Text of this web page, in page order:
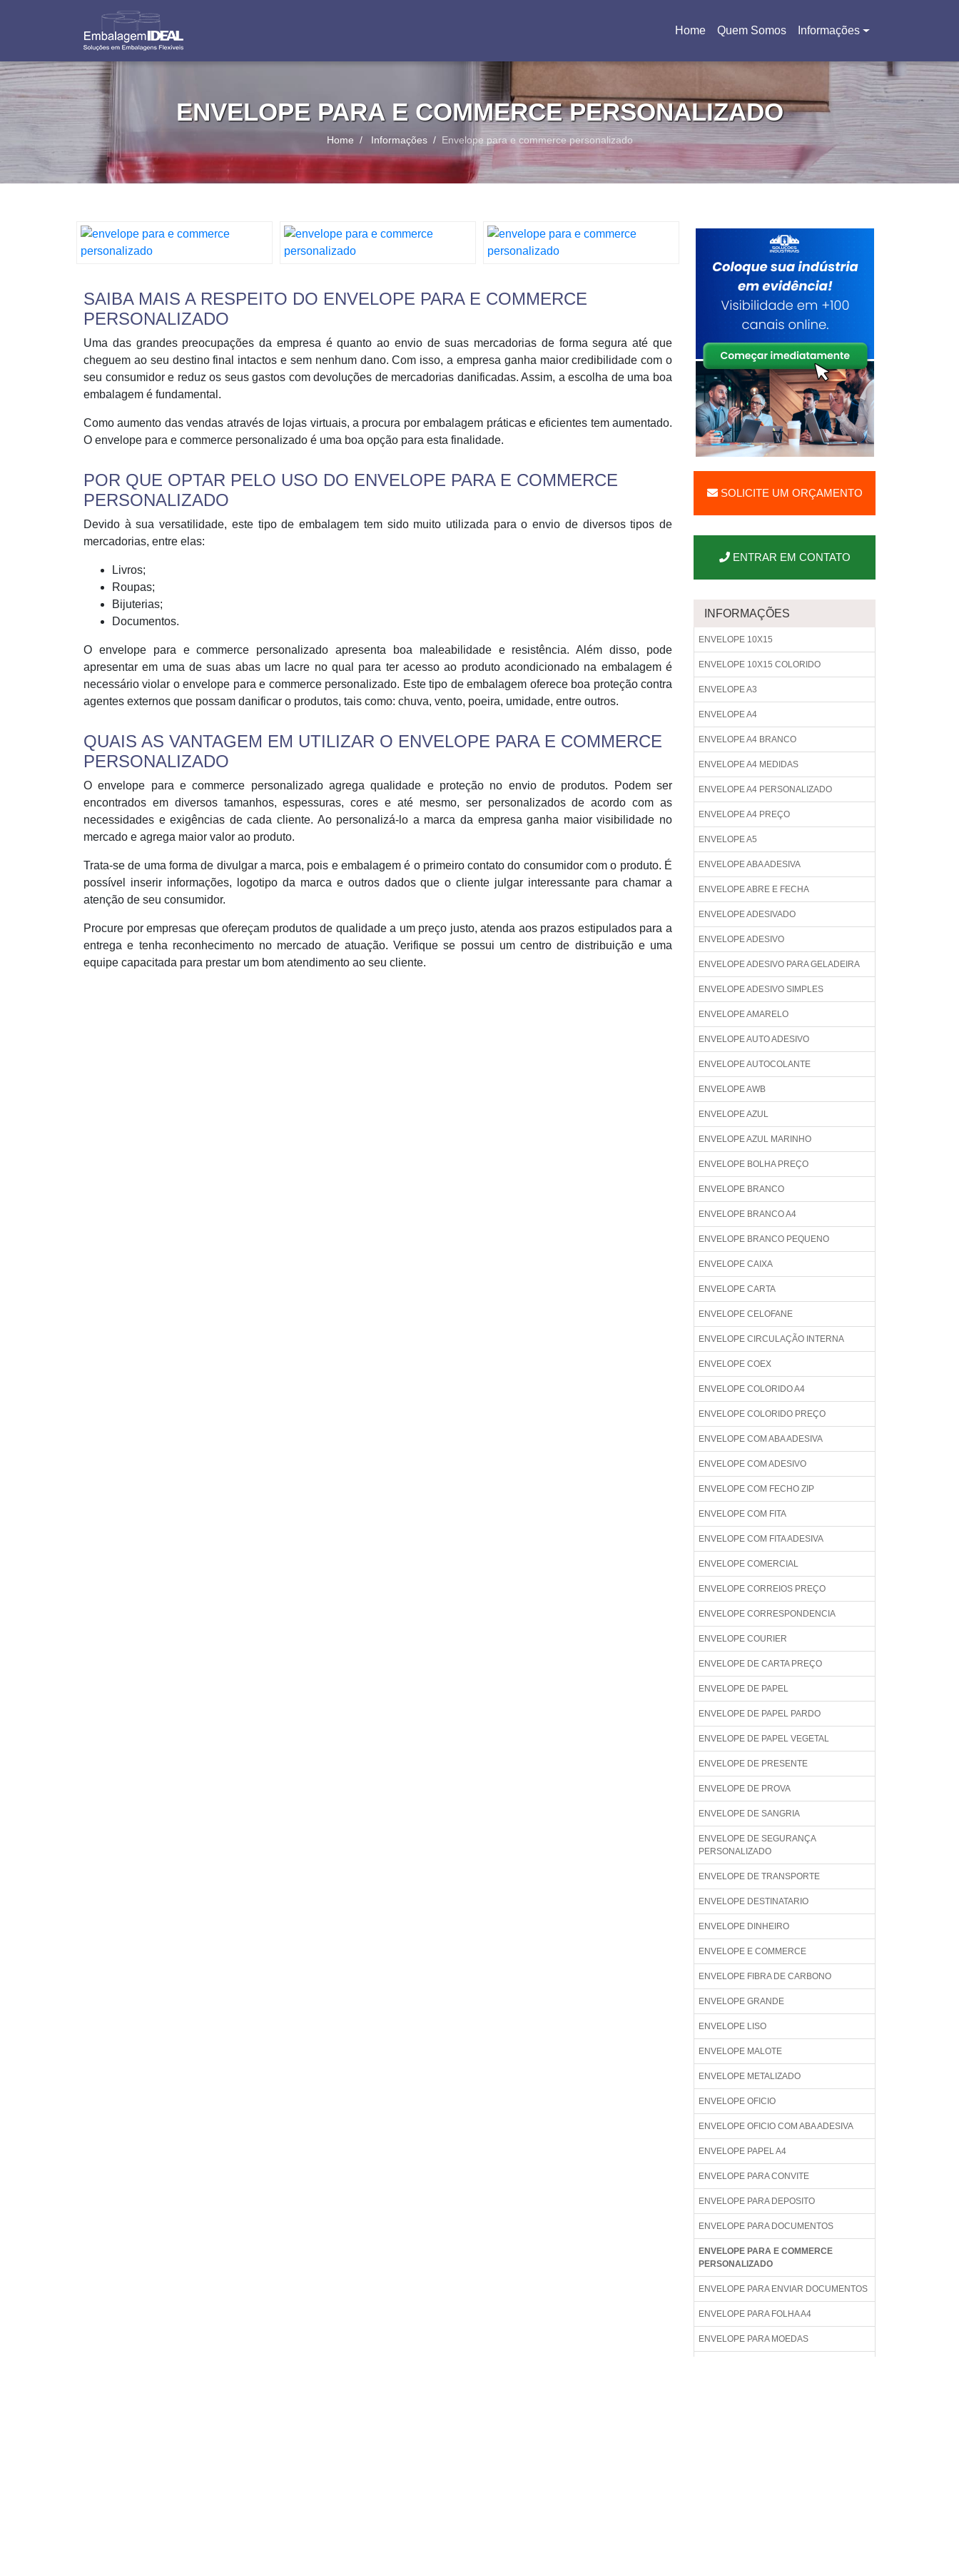
Home
(current)
Quem Somos Informações
ENVELOPE PARA E COMMERCE PERSONALIZADO
Home Informações Envelope para e commerce personalizado
SAIBA MAIS A RESPEITO DO ENVELOPE PARA E COMMERCE
PERSONALIZADO
Uma das grandes preocupações da empresa é quanto ao envio de suas mercadorias de forma segura até que
cheguem ao seu destino final intactos e sem nenhum dano. Com isso, a empresa ganha maior credibilidade com o
seu consumidor e reduz os seus gastos com devoluções de mercadorias danificadas. Assim, a escolha de uma boa
embalagem é fundamental.
Como aumento das vendas através de lojas virtuais, a procura por embalagem práticas e eficientes tem aumentado.
O envelope para e commerce personalizado é uma boa opção para esta finalidade.
POR QUE OPTAR PELO USO DO ENVELOPE PARA E COMMERCE
PERSONALIZADO
Devido à sua versatilidade, este tipo de embalagem tem sido muito utilizada para o envio de diversos tipos de
mercadorias, entre elas:
Livros;
Roupas;
Bijuterias;
Documentos.
O envelope para e commerce personalizado apresenta boa maleabilidade e resistência. Além disso, pode
apresentar em uma de suas abas um lacre no qual para ter acesso ao produto acondicionado na embalagem é
necessário violar o envelope para e commerce personalizado. Este tipo de embalagem oferece boa proteção contra
agentes externos que possam danificar o produtos, tais como: chuva, vento, poeira, umidade, entre outros.
QUAIS AS VANTAGEM EM UTILIZAR O ENVELOPE PARA E COMMERCE
PERSONALIZADO
O envelope para e commerce personalizado agrega qualidade e proteção no envio de produtos. Podem ser
encontrados em diversos tamanhos, espessuras, cores e até mesmo, ser personalizados de acordo com as
necessidades e exigências de cada cliente. Ao personalizá-lo a marca da empresa ganha maior visibilidade no
mercado e agrega maior valor ao produto.
Trata-se de uma forma de divulgar a marca, pois e embalagem é o primeiro contato do consumidor com o produto. É
possível inserir informações, logotipo da marca e outros dados que o cliente julgar interessante para chamar a
atenção de seu consumidor.
Procure por empresas que ofereçam produtos de qualidade a um preço justo, atenda aos prazos estipulados para a
entrega e tenha reconhecimento no mercado de atuação. Verifique se possui um centro de distribuição e uma
equipe capacitada para prestar um bom atendimento ao seu cliente.
SOLICITE UM ORÇAMENTO
ENTRAR EM CONTATO
INFORMAÇÕES
ENVELOPE 10X15
ENVELOPE 10X15 COLORIDO
ENVELOPE A3
ENVELOPE A4
ENVELOPE A4 BRANCO
ENVELOPE A4 MEDIDAS
ENVELOPE A4 PERSONALIZADO
ENVELOPE A4 PREÇO
ENVELOPE A5
ENVELOPE ABA ADESIVA
ENVELOPE ABRE E FECHA
ENVELOPE ADESIVADO
ENVELOPE ADESIVO
ENVELOPE ADESIVO PARA GELADEIRA
ENVELOPE ADESIVO SIMPLES
ENVELOPE AMARELO
ENVELOPE AUTO ADESIVO
ENVELOPE AUTOCOLANTE
ENVELOPE AWB
ENVELOPE AZUL
ENVELOPE AZUL MARINHO
ENVELOPE BOLHA PREÇO
ENVELOPE BRANCO
ENVELOPE BRANCO A4
ENVELOPE BRANCO PEQUENO
ENVELOPE CAIXA
ENVELOPE CARTA
ENVELOPE CELOFANE
ENVELOPE CIRCULAÇÃO INTERNA
ENVELOPE COEX
ENVELOPE COLORIDO A4
ENVELOPE COLORIDO PREÇO
ENVELOPE COM ABA ADESIVA
ENVELOPE COM ADESIVO
ENVELOPE COM FECHO ZIP
ENVELOPE COM FITA
ENVELOPE COM FITA ADESIVA
ENVELOPE COMERCIAL
ENVELOPE CORREIOS PREÇO
ENVELOPE CORRESPONDENCIA
ENVELOPE COURIER
ENVELOPE DE CARTA PREÇO
ENVELOPE DE PAPEL
ENVELOPE DE PAPEL PARDO
ENVELOPE DE PAPEL VEGETAL
ENVELOPE DE PRESENTE
ENVELOPE DE PROVA
ENVELOPE DE SANGRIA
ENVELOPE DE SEGURANÇA
PERSONALIZADO
ENVELOPE DE TRANSPORTE
ENVELOPE DESTINATARIO
ENVELOPE DINHEIRO
ENVELOPE E COMMERCE
ENVELOPE FIBRA DE CARBONO
ENVELOPE GRANDE
ENVELOPE LISO
ENVELOPE MALOTE
ENVELOPE METALIZADO
ENVELOPE OFICIO
ENVELOPE OFICIO COM ABA ADESIVA
ENVELOPE PAPEL A4
ENVELOPE PARA CONVITE
ENVELOPE PARA DEPOSITO
ENVELOPE PARA DOCUMENTOS
ENVELOPE PARA E COMMERCE
PERSONALIZADO
ENVELOPE PARA ENVIAR DOCUMENTOS
ENVELOPE PARA FOLHA A4
ENVELOPE PARA MOEDAS